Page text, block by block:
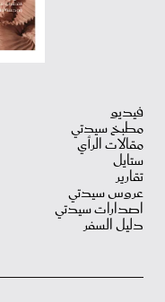
فيديو
مطبخ سيدتي
مقالات الرأي
ستايل
تقارير
عروس سيدتي
اصدارات سيدتي
دليل السفر